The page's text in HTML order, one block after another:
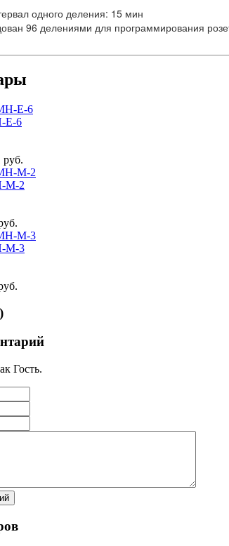
одного деления: 15 мин
96 делениями для программирования
E-6
руб.
M-2
M-3
Гость.